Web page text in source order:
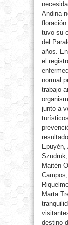
Andina
floración
tuvo su
del
años.
el
normal
trabajo
junto a
Epuyén,
Maitén
Marta
destino